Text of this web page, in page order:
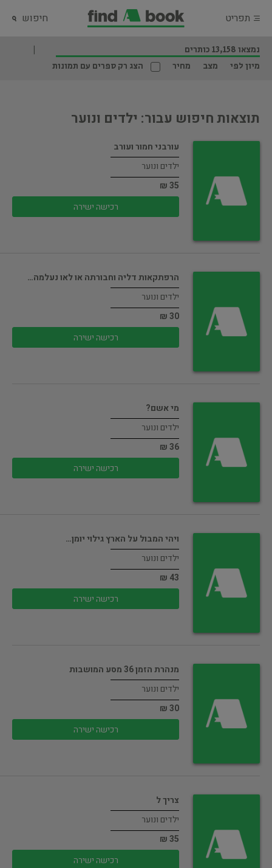
תפריט חיפוש
נמצאו 13,158 כותרים
מיון לפי
מצב מחיר הצג רק ספרים עם תמונות
תוצאות חיפוש עבור: ילדים ונוער
עורבני חמור ועורב
ילדים ונוער
35 ₪
רכישה ישירה
הרפתקאות דליה וחבורתה או לאו נעלמה…
ילדים ונוער
30 ₪
רכישה ישירה
מי אשם?
ילדים ונוער
36 ₪
רכישה ישירה
ויהי המבול על הארץ גילוי יומן…
ילדים ונוער
43 ₪
רכישה ישירה
מנהרת הזמן 36 מסע המושבות
ילדים ונוער
30 ₪
רכישה ישירה
צריך ל
ילדים ונוער
35 ₪
רכישה ישירה